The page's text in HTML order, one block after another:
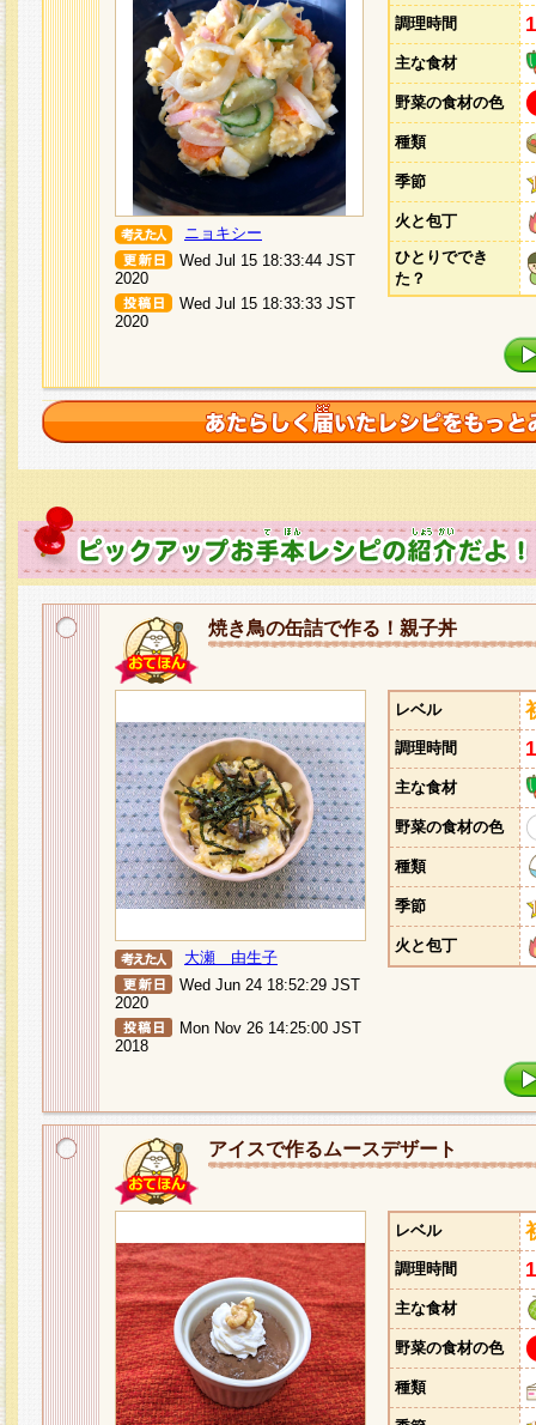
ニョキシー
Wed Jul 15 18:33:44 JST
2020
Wed Jul 15 18:33:33 JST
2020
調理時間
主な食材
野菜の食材の色
種類
季節
火と包丁
ひとりででき
た？
焼き鳥の缶詰で作る！親子丼
大瀬 由生子
Wed Jun 24 18:52:29 JST
2020
Mon Nov 26 14:25:00 JST
2018
レベル
調理時間
主な食材
野菜の食材の色
種類
季節
火と包丁
アイスで作るムースデザート
レベル
調理時間
主な食材
野菜の食材の色
種類